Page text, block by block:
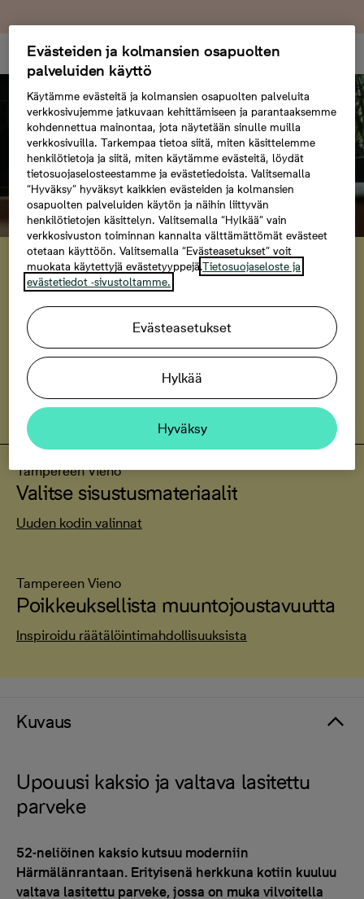
Bonava-turva
Bonava-turvan ansiosta pääset uuteen kotiin
huolettomin mielin jo ennen kuin nykyinen asuntosi on
myyty. Maksamme uuden kotisi vastikemaksut jopa
vuoden ajan vanhan asuntosi ollessa myynnissä.
Tutustu Bonava-turvaan
Tampereen Vieno
Valitse sisustusmateriaalit
Uuden kodin valinnat
Tampereen Vieno
Poikkeuksellista muuntojoustavuutta
Inspiroidu räätälöintimahdollisuuksista
Kuvaus
Upouusi kaksio ja valtava lasitettu
parveke
52-neliöinen kaksio kutsuu moderniin
Härmälänrantaan. Erityisenä herkkuna kotiin kuuluu
valtava lasitettu parveke, jossa on muka vilvoitella
Evästeiden ja kolmansien osapuolten
palveluiden käyttö
Käytämme evästeitä ja kolmansien osapuolten palveluita
verkkosivujemme jatkuvaan kehittämiseen ja parantaaksemme
kohdennettua mainontaa, jota näytetään sinulle muilla
verkkosivuilla. Tarkempaa tietoa siitä, miten käsittelemme
henkilötietoja ja siitä, miten käytämme evästeitä, löydät
tietosuojaselosteestamme ja evästetiedoista. Valitsemalla
“Hyväksy” hyväksyt kaikkien evästeiden ja kolmansien
osapuolten palveluiden käytön ja näihin liittyvän
henkilötietojen käsittelyn. Valitsemalla “Hylkää” vain
verkkosivuston toiminnan kannalta välttämättömät evästeet
otetaan käyttöön. Valitsemalla “Evästeasetukset” voit
muokata käytettyjä evästetyyppejä.Tietosuojaseloste ja
evästetiedot -sivustoltamme.
Evästeasetukset
Hylkää
Hyväksy